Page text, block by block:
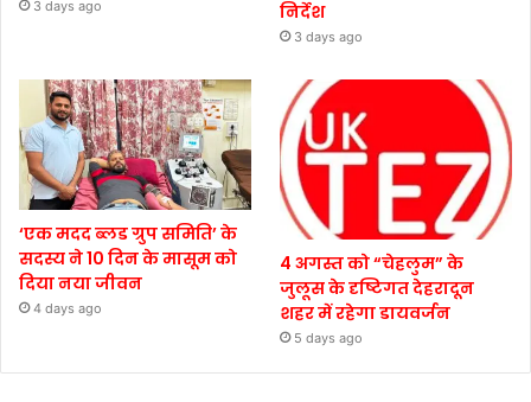
3 days ago निर्देश
3 days ago
‘एक मदद ब्लड ग्रुप समिति’ के
सदस्य ने 10 दिन के मासूम को
दिया नया जीवन
4 days ago
4 अगस्त को “चेहलुम” के
जुलूस के दृष्टिगत देहरादून
शहर में रहेगा डायवर्जन
5 days ago